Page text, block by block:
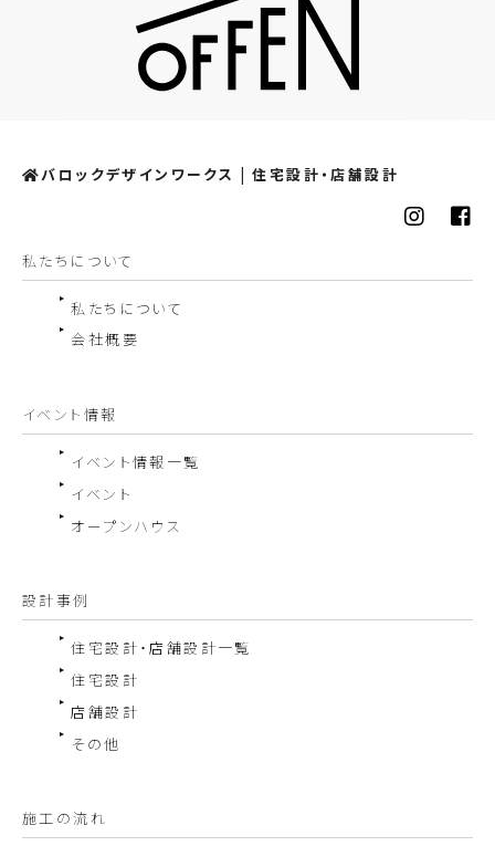
バロックデザインワークス | 住宅設計・店舗設計
私たちについて
私たちについて
会社概要
イベント情報
イベント情報一覧
イベント
オープンハウス
設計事例
住宅設計・店舗設計一覧
住宅設計
店舗設計
その他
施工の流れ